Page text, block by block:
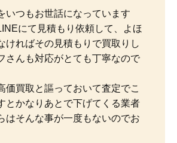
いつもお世話になっています
にて見積もり依頼して、よほ
ければその見積もりで買取りし
さんも対応がとても丁寧なので
価買取と謳っておいて査定でこ
とかなりあとで下げてくる業者
はそんな事が一度もないのでお